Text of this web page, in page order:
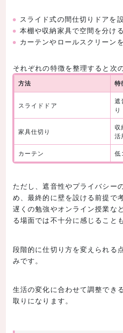
スライド式の間仕切りドアを
本棚や収納家具で空間を分ける
カーテンやロールスクリーン
それぞれの特徴を整理すると次
方法 特
スライドドア
遮
り
家具仕切り
収
活
カーテン 低
ただし、遮音性やプライバシー
め、最終的に壁を設ける前提で
遅くの勉強やオンライン授業な
る場面では不十分に感じること
段階的に仕切り方を変えられる
みです。
生活の変化に合わせて調整でき
取りになります。